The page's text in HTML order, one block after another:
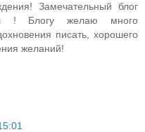
Замечательный блог
! Блогу желаю много
писать, хорошего
желаний!